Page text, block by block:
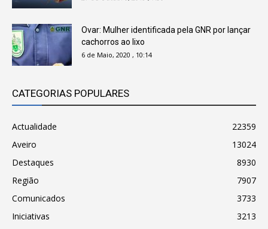
Ovar: Mulher identificada pela GNR por lançar
cachorros ao lixo
6 de Maio, 2020 , 10:14
CATEGORIAS POPULARES
Actualidade
22359
Aveiro
13024
Destaques
8930
Região
7907
Comunicados
3733
Iniciativas
3213